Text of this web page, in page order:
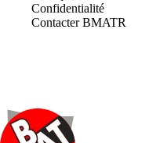
Confidentialité
Contacter BMATR